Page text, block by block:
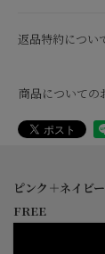
返品特約につい
商品についての
ピンク＋ネイビー
FREE